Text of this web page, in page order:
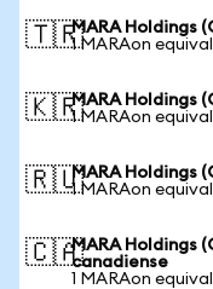
🇹🇷MARA Holdings
1 MARAon
🇰🇷MARA Holdings
1 MARAon
🇷🇺MARA Holdings
1 MARAon
🇨🇦MARA Holdings
canadiense
1 MARAon